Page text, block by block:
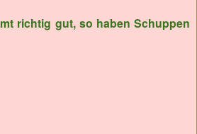
richtig gut, so haben Schuppen